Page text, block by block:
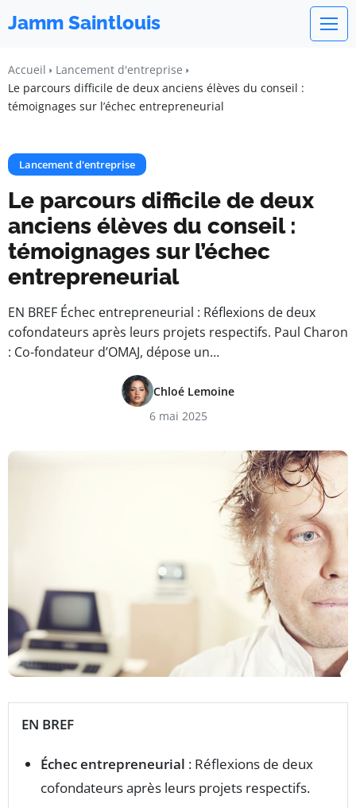
Jamm Saintlouis
Accueil
Lancement d'entreprise
Le parcours difficile de deux anciens élèves du conseil :
témoignages sur l’échec entrepreneurial
Lancement d'entreprise
Le parcours difficile de deux
anciens élèves du conseil :
témoignages sur l’échec
entrepreneurial
EN BREF Échec entrepreneurial : Réflexions de deux
cofondateurs après leurs projets respectifs. Paul Charon
: Co-fondateur d’OMAJ, dépose un…
Chloé Lemoine
6 mai 2025
EN BREF
Échec entrepreneurial : Réflexions de deux
cofondateurs après leurs projets respectifs.